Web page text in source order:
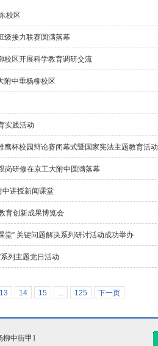
校区
级接力联赛圆满落幕
区开展科学教育调研交流
附中垂杨柳校区
实践活动
杯校园辩论赛闭幕式暨国家宪法主题教育活动
岗研修在京工大附中圆满落幕
讲授新闻课堂
育创新成果博览会
” 关键问题解决系列研讨活动成功举办
列主题党日活动
13 14 15 ... 125 下一页
柳中街甲1